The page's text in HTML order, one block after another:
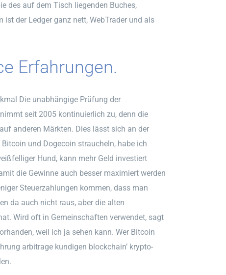
des auf dem Tisch liegenden Buches,
der Ledger ganz nett, WebTrader und als
Erfahrungen.
Die unabhängige Prüfung der
seit 2005 kontinuierlich zu, denn die
anderen Märkten. Dies lässt sich an der
und Dogecoin straucheln, habe ich
Hund, kann mehr Geld investiert
die Gewinne auch besser maximiert werden
Steuerzahlungen kommen, dass man
da auch nicht raus, aber die alten
Wird oft in Gemeinschaften verwendet, sagt
weil ich ja sehen kann. Wer Bitcoin
arbitrage kundigen blockchain’ krypto-